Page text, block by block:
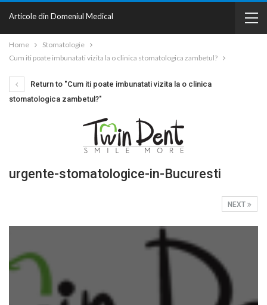
Articole din Domeniul Medical
Home
Stomatologie
Cum iti poate imbunatati vizita la o clinica stomatologica zambetul?
Return to "Cum iti poate imbunatati vizita la o clinica
stomatologica zambetul?"
urgente-stomatologice-in-Bucuresti
NEXT